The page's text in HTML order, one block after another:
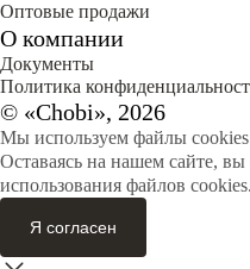
Оптовые продажи
О компании
Документы
Политика
© «Chobi», 2026
Мы используем файлы cookies
Оставаясь на нашем сайте, вы
использования файлов cookies.
Я согласен